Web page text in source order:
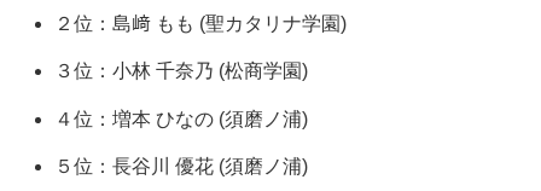
２位：島﨑 もも (聖カタリナ学園)
３位：小林 千奈乃 (松商学園)
４位：増本 ひなの (須磨ノ浦)
５位：⻑⾕川 優花 (須磨ノ浦)